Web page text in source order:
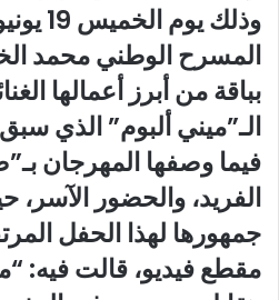
وذلك
المسرح الوطني محمد
بباقة من أبرز أعمالها
الـ”ميني ألبوم” الذي
فيما وصفها المهرجان
الفريد، والحضور
جمهورها لهذا الحفل
مقطع فيديو، قالت فيه: